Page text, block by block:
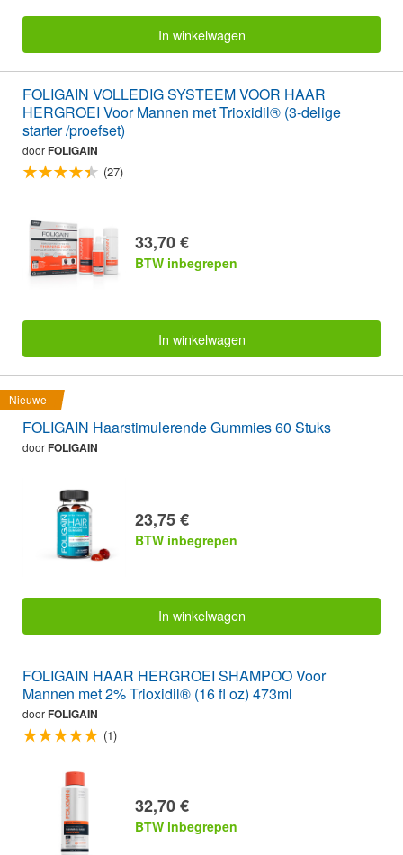
In winkelwagen
FOLIGAIN VOLLEDIG SYSTEEM VOOR HAAR
HERGROEI Voor Mannen met Trioxidil® (3-delige
starter /proefset)
doorFOLIGAIN
(27)
33,70 €
BTW inbegrepen
In winkelwagen
Nieuwe
FOLIGAIN Haarstimulerende Gummies 60 Stuks
doorFOLIGAIN
23,75 €
BTW inbegrepen
In winkelwagen
FOLIGAIN HAAR HERGROEI SHAMPOO Voor
Mannen met 2% Trioxidil® (16 fl oz) 473ml
doorFOLIGAIN
(1)
32,70 €
BTW inbegrepen